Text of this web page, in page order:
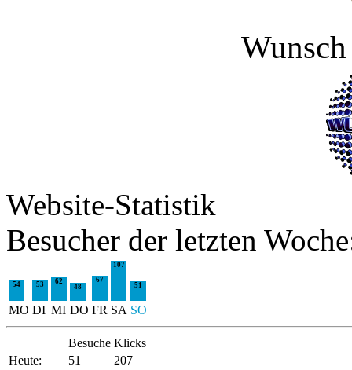
Website-Statistik
Besucher der letzten
54 53 62
48
67
107
51
MO DI MI DO FR SA SO
Besuche Klicks
Heute:
51
207